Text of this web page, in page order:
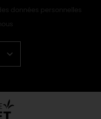
données personnelles